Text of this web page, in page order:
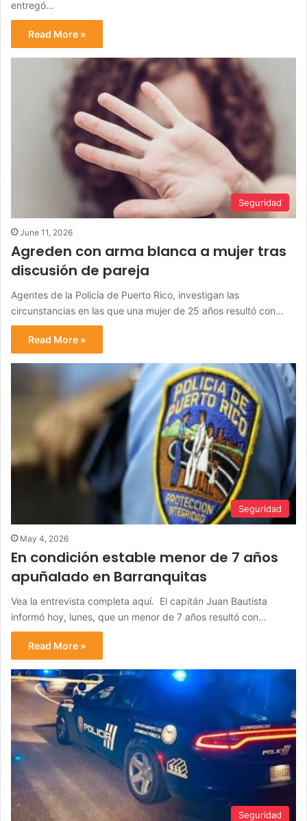
entregó…
Read More »
Seguridad
June 11, 2026
Agreden con arma blanca a mujer tras
discusión de pareja
Agentes de la Policía de Puerto Rico, investigan las
circunstancias en las que una mujer de 25 años resultó con…
Read More »
Seguridad
May 4, 2026
En condición estable menor de 7 años
apuñalado en Barranquitas
Vea la entrevista completa aquí. El capitán Juan Bautista
informó hoy, lunes, que un menor de 7 años resultó con…
Read More »
Seguridad